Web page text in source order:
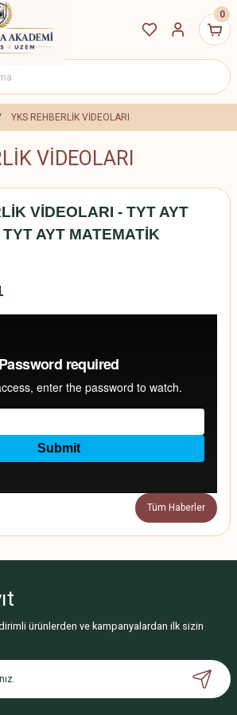
0
YKS REHBERLİK VİDEOLARI
VİDEOLARI
VİDEOLARI - TYT AYT
AYT MATEMATİK
Tüm Haberler
ürünlerden ve kampanyalardan ilk sizin
Geri Dön